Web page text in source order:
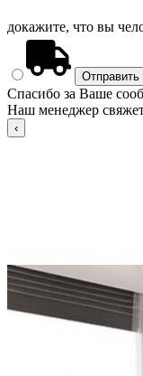
докажите, что вы
Спасибо за Ваше
Наш менеджер